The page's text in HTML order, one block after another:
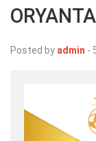
Posted by admin -